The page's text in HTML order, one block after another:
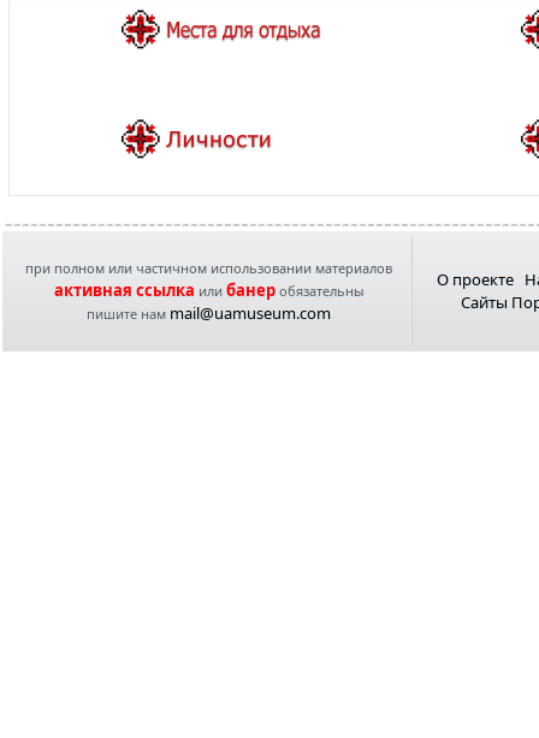
при полном или частичном использовании материалов
активная ссылка или банеробязательны
пишите нам mail@uamuseum.com
О проекте
Сайты